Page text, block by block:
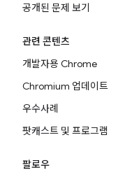
공개된 문제 보기
관련 콘텐츠
개발자용 Chrome
Chromium 업데이트
우수사례
팟캐스트 및 프로그램
팔로우